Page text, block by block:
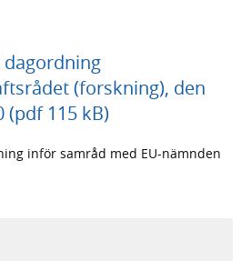
(forskning), den
(pdf 115 kB)
inför samråd med EU-nämnden